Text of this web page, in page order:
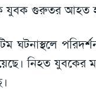
যুবক গুরুতর আহত
ঘটনাস্থলে
নিহত যুবকের